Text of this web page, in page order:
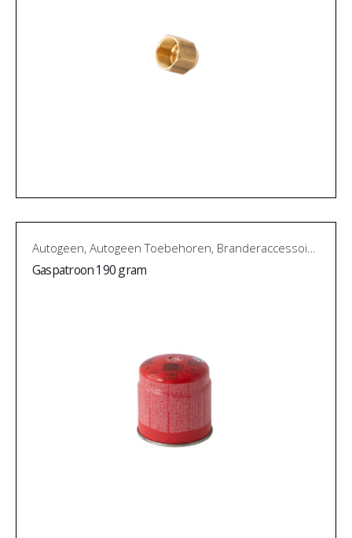
Autogeen, Autogeen Toebehoren, Branderaccessoires
Gaspatroon 190 gram